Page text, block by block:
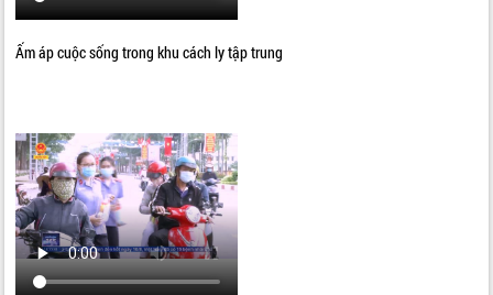
Ấm áp cuộc sống trong khu cách ly tập trung